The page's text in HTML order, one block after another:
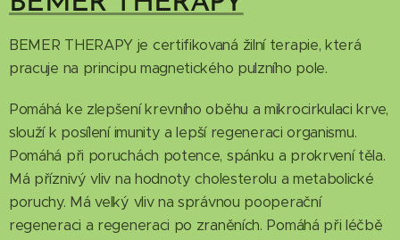
BEMER THERAPY je certifikovaná žilní terapie, která
pracuje na principu magnetického pulzního pole.
Pomáhá ke zlepšení krevního oběhu a mikrocirkulaci krve,
slouží k posílení imunity a lepší regeneraci organismu.
Pomáhá při poruchách potence, spánku a prokrvení těla.
Má příznivý vliv na hodnoty cholesterolu a metabolické
poruchy. Má velký vliv na správnou pooperační
regeneraci a regeneraci po zraněních. Pomáhá při léčbě